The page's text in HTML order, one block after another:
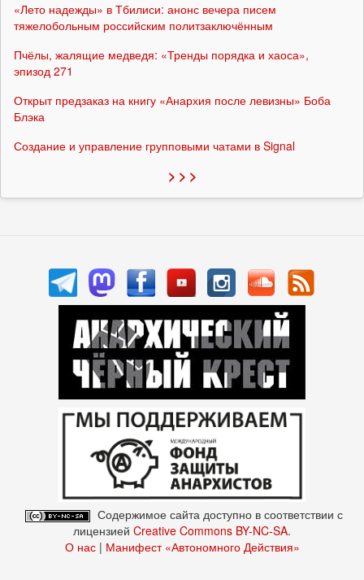
«Лето надежды» в Тбилиси: анонс вечера писем
тяжелобольным российским политзаключённым
Пчёлы, жалящие медведя: «Тренды порядка и хаоса»,
эпизод 271
Открыт предзаказ на книгу «Анархия после левизны» Боба
Блэка
Создание и управление групповыми чатами в Signal
> > >
Содержимое сайта доступно в соответствии с
лицензией Creative Commons BY-NC-SA.
О нас| Манифест «Автономного Действия»